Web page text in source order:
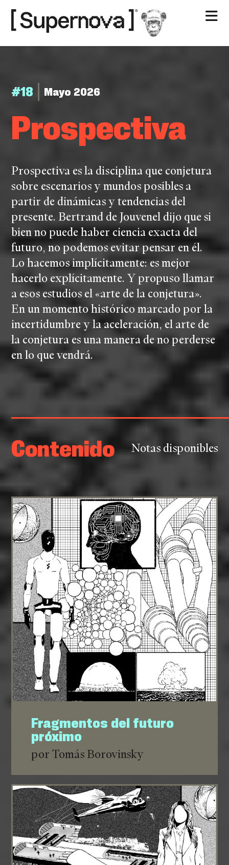
Nosotros
Contacto
#18 Mayo 2026
Pro­spe­cti­va
Prospectiva es la disciplina que conjetura
sobre escenarios y mundos posibles a
partir de dinámicas y tendencias del
presente. Bertrand de Jouvenel dijo que si
bien no puede haber ciencia exacta del
futuro, no podemos evitar pensar en él.
Lo hacemos implícitamente: es mejor
hacerlo explícitamente. Y propuso llamar
a esos estudios el «arte de la conjetura».
En un momento histórico marcado por la
incertidumbre y la aceleración, el arte de
la conjetura es una manera de no perderse
en lo que vendrá.
Contenido Notas disponibles
Fragmentos del futuro
próximo
por Tomás Borovinsky